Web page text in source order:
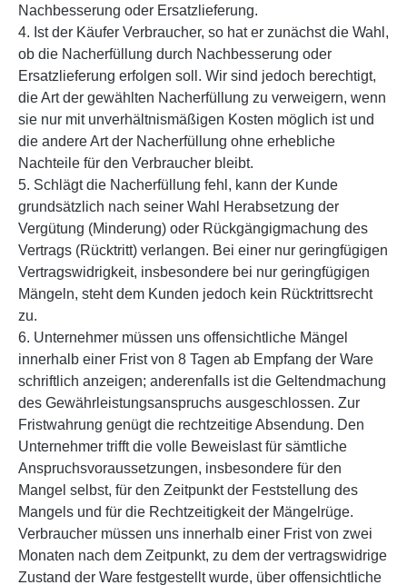
Nachbesserung oder Ersatzlieferung.
4. Ist der Käufer Verbraucher, so hat er zunächst die Wahl,
ob die Nacherfüllung durch Nachbesserung oder
Ersatzlieferung erfolgen soll. Wir sind jedoch berechtigt,
die Art der gewählten Nacherfüllung zu verweigern, wenn
sie nur mit unverhältnismäßigen Kosten möglich ist und
die andere Art der Nacherfüllung ohne erhebliche
Nachteile für den Verbraucher bleibt.
5. Schlägt die Nacherfüllung fehl, kann der Kunde
grundsätzlich nach seiner Wahl Herabsetzung der
Vergütung (Minderung) oder Rückgängigmachung des
Vertrags (Rücktritt) verlangen. Bei einer nur geringfügigen
Vertragswidrigkeit, insbesondere bei nur geringfügigen
Mängeln, steht dem Kunden jedoch kein Rücktrittsrecht
zu.
6. Unternehmer müssen uns offensichtliche Mängel
innerhalb einer Frist von 8 Tagen ab Empfang der Ware
schriftlich anzeigen; anderenfalls ist die Geltendmachung
des Gewährleistungsanspruchs ausgeschlossen. Zur
Fristwahrung genügt die rechtzeitige Absendung. Den
Unternehmer trifft die volle Beweislast für sämtliche
Anspruchsvoraussetzungen, insbesondere für den
Mangel selbst, für den Zeitpunkt der Feststellung des
Mangels und für die Rechtzeitigkeit der Mängelrüge.
Verbraucher müssen uns innerhalb einer Frist von zwei
Monaten nach dem Zeitpunkt, zu dem der vertragswidrige
Zustand der Ware festgestellt wurde, über offensichtliche